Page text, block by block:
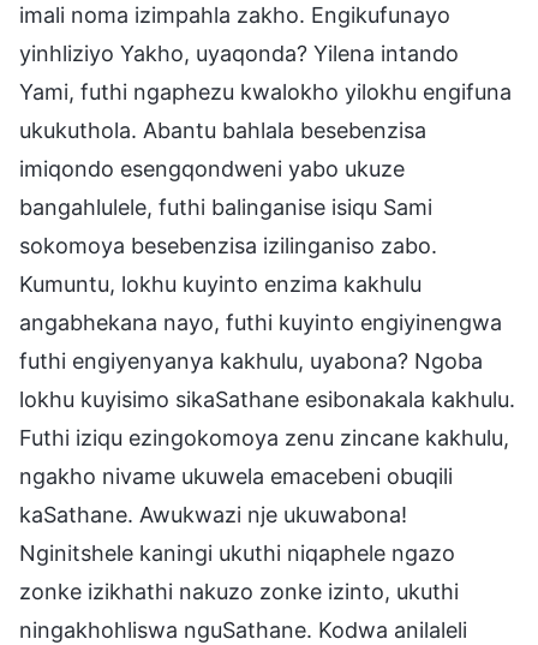
imali noma izimpahla zakho. Engikufunayo
yinhliziyo Yakho, uyaqonda? Yilena intando
Yami, futhi ngaphezu kwalokho yilokhu engifuna
ukukuthola. Abantu bahlala besebenzisa
imiqondo esengqondweni yabo ukuze
bangahlulele, futhi balinganise isiqu Sami
sokomoya besebenzisa izilinganiso zabo.
Kumuntu, lokhu kuyinto enzima kakhulu
angabhekana nayo, futhi kuyinto engiyinengwa
futhi engiyenyanya kakhulu, uyabona? Ngoba
lokhu kuyisimo sikaSathane esibonakala kakhulu.
Futhi iziqu ezingokomoya zenu zincane kakhulu,
ngakho nivame ukuwela emacebeni obuqili
kaSathane. Awukwazi nje ukuwabona!
Nginitshele kaningi ukuthi niqaphele ngazo
zonke izikhathi nakuzo zonke izinto, ukuthi
ningakhohliswa nguSathane. Kodwa anilaleli